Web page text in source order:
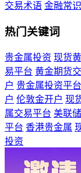
交易术语 金融常识
热门关键词
贵金属投资 现货
易平台 黄金期货
户 贵金属投资平台
户 伦敦金开户 现
属交易平台 美联
平台 香港贵金属
投资